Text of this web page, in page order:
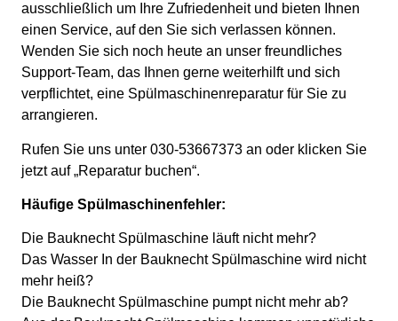
ausschließlich um Ihre Zufriedenheit und bieten Ihnen
einen Service, auf den Sie sich verlassen können.
Wenden Sie sich noch heute an unser freundliches
Support-Team, das Ihnen gerne weiterhilft und sich
verpflichtet, eine Spülmaschinenreparatur für Sie zu
arrangieren.
Rufen Sie uns unter 030-53667373 an oder klicken Sie
jetzt auf „Reparatur buchen“.
Häufige Spülmaschinenfehler:
Die Bauknecht Spülmaschine läuft nicht mehr?
Das Wasser In der Bauknecht Spülmaschine wird nicht
mehr heiß?
Die Bauknecht Spülmaschine pumpt nicht mehr ab?